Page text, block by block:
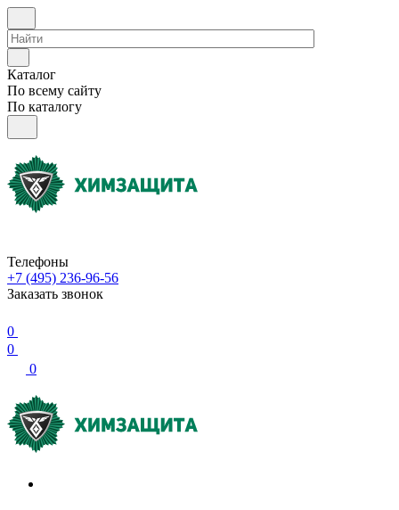
Каталог
По всему сайту
По каталогу
Телефоны
+7 (495) 236-96-56
Заказать звонок
0
0
0